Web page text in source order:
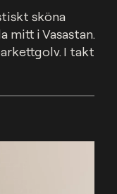
sköna
mitt i Vasastan.
I takt